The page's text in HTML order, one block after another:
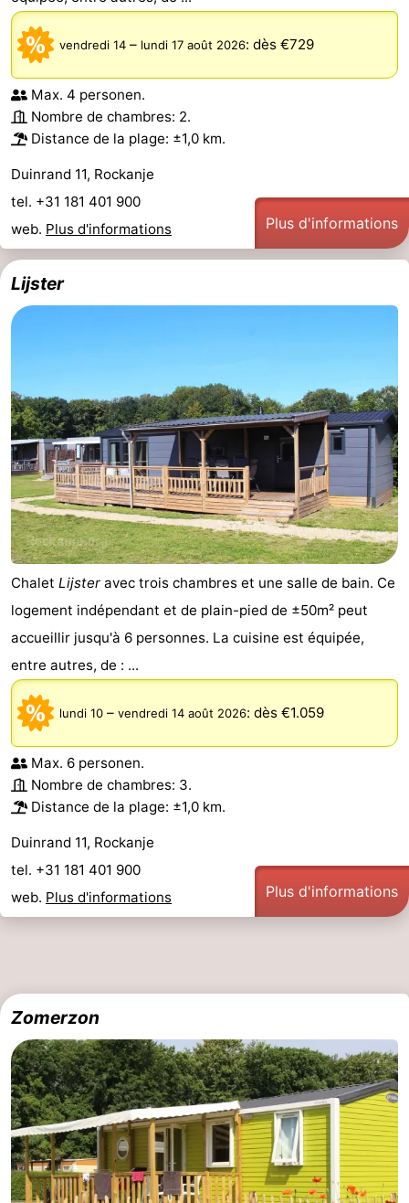
vendredi 14 – lundi 17 août 2026: dès €729
Max. 4 personen.
Nombre de chambres: 2.
Distance de la plage: ±1,0 km.
Duinrand 11, Rockanje
tel. +31 181 401 900
web. Plus d'informations Plus d'informations
Lijster
Chalet Lijster avec trois chambres et une salle de bain. Ce
logement indépendant et de plain-pied de ±50m² peut
accueillir jusqu'à 6 personnes. La cuisine est équipée,
entre autres, de : ...
lundi 10 – vendredi 14 août 2026: dès €1.059
Max. 6 personen.
Nombre de chambres: 3.
Distance de la plage: ±1,0 km.
Duinrand 11, Rockanje
tel. +31 181 401 900
web. Plus d'informations Plus d'informations
Zomerzon